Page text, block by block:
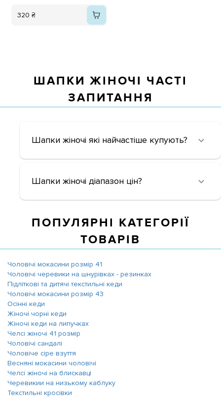
320 ₴
ШАПКИ ЖІНОЧІ ЧАСТІ
ЗАПИТАННЯ
Шапки жіночі які найчастіше купують?
Шапки жіночі діапазон цін?
ПОПУЛЯРНІ КАТЕГОРІЇ
ТОВАРІВ
Чоловічі мокасини розмір 41
Чоловічі черевики на шнурівках - резинках
Підліткові та дитячі текстильні кеди
Чоловічі мокасини розмір 43
Осінні кеди
Жіночі чорні кеди
Жіночі кеди на липучках
Челсі жіночі 41 розмір
Чоловічі сандалі
Чоловіче сіре взуття
Весняні мокасини чоловічі
Челсі жіночі на блискавці
Черевикии на низькому каблуку
Текстильні кросівки